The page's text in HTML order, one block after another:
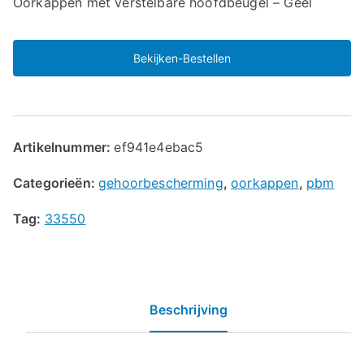
Bekijken-Bestellen
Artikelnummer:ef941e4ebac5
Categorieën:gehoorbescherming,oorkappen, pbm
Tag: 33550
Beschrijving